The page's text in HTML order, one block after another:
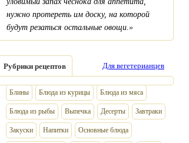
нужно протереть им доску, на которой
будут резаться остальные овощи.»
Рубрики рецептов Для вегетерианцев
Блины Блюда из курицы Блюда из мяса
Блюда из рыбы Выпечка Десерты Завтраки
Закуски Напитки Основные блюда